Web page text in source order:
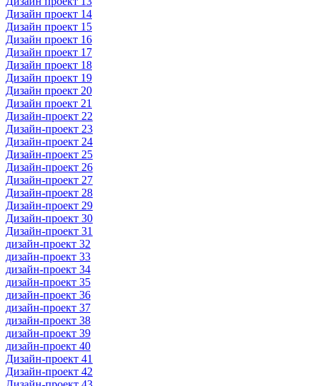
Дизайн проект 14
Дизайн проект 15
Дизайн проект 16
Дизайн проект 17
Дизайн проект 18
Дизайн проект 19
Дизайн проект 20
Дизайн проект 21
Дизайн-проект 22
Дизайн-проект 23
Дизайн-проект 24
Дизайн-проект 25
Дизайн-проект 26
Дизайн-проект 27
Дизайн-проект 28
Дизайн-проект 29
Дизайн-проект 30
Дизайн-проект 31
дизайн-проект 32
дизайн-проект 33
дизайн-проект 34
дизайн-проект 35
дизайн-проект 36
дизайн-проект 37
дизайн-проект 38
дизайн-проект 39
дизайн-проект 40
Дизайн-проект 41
Дизайн-проект 42